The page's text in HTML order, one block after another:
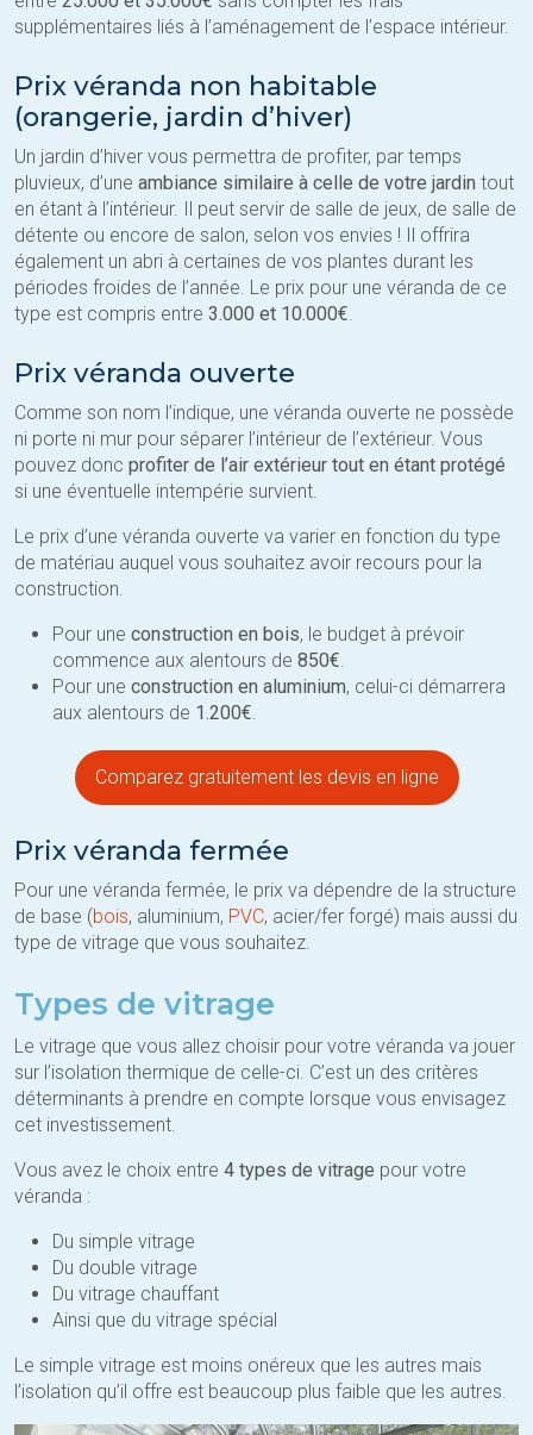
supplémentaires liés à l’aménagement de l’espace intérieur.
Prix véranda non habitable
(orangerie, jardin d’hiver)
Un jardin d’hiver vous permettra de profiter, par temps
pluvieux, d’une ambiance similaire à celle de votre jardin tout
en étant à l’intérieur. Il peut servir de salle de jeux, de salle de
détente ou encore de salon, selon vos envies ! Il offrira
également un abri à certaines de vos plantes durant les
périodes froides de l’année. Le prix pour une véranda de ce
type est compris entre 3.000 et 10.000€.
Prix véranda ouverte
Comme son nom l’indique, une véranda ouverte ne possède
ni porte ni mur pour séparer l’intérieur de l’extérieur. Vous
pouvez donc profiter de l’air extérieur tout en étant protégé
si une éventuelle intempérie survient.
Le prix d’une véranda ouverte va varier en fonction du type
de matériau auquel vous souhaitez avoir recours pour la
construction.
Pour une construction en bois, le budget à prévoir
commence aux alentours de 850€.
Pour une construction en aluminium, celui-ci démarrera
aux alentours de 1.200€.
Comparez gratuitement les devis en ligne
Prix véranda fermée
Pour une véranda fermée, le prix va dépendre de la structure
de base (bois, aluminium, PVC, acier/fer forgé) mais aussi du
type de vitrage que vous souhaitez.
Types de vitrage
Le vitrage que vous allez choisir pour votre véranda va jouer
sur l’isolation thermique de celle-ci. C’est un des critères
déterminants à prendre en compte lorsque vous envisagez
cet investissement.
Vous avez le choix entre 4 types de vitrage pour votre
véranda :
Du simple vitrage
Du double vitrage
Du vitrage chauffant
Ainsi que du vitrage spécial
Le simple vitrage est moins onéreux que les autres mais
l’isolation qu’il offre est beaucoup plus faible que les autres.